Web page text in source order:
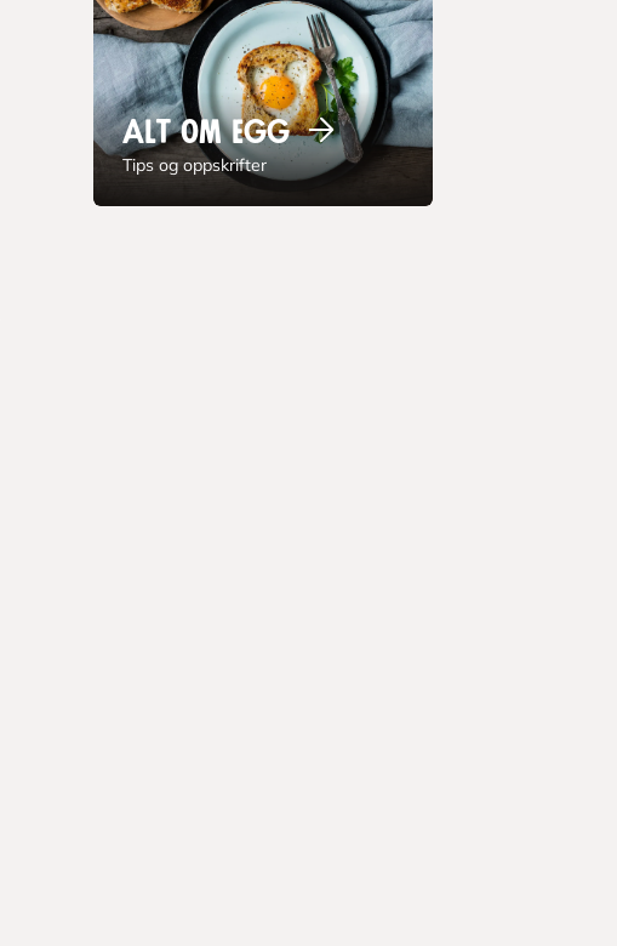
Alt om egg
Tips og oppskrifter